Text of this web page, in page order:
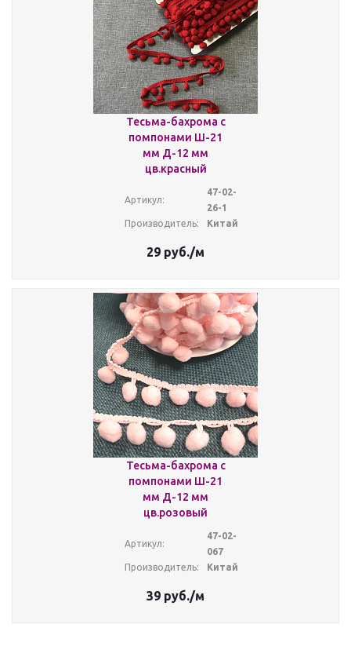
Тесьма-бахрома с
помпонами Ш-21
мм Д-12 мм
цв.красный
Артикул:
47-02-
26-1
Производитель:
Китай
29 руб./м
Тесьма-бахрома с
помпонами Ш-21
мм Д-12 мм
цв.розовый
Артикул:
47-02-
067
Производитель:
Китай
39 руб./м